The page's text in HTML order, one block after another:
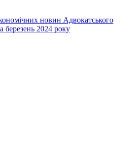
новин Адвокатського
березень 2024 року